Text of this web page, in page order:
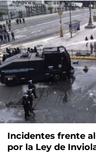
Incidentes frente
por la Ley de